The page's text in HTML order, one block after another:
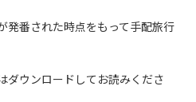
発番された時点をもって手配旅行
ダウンロードしてお読みくださ